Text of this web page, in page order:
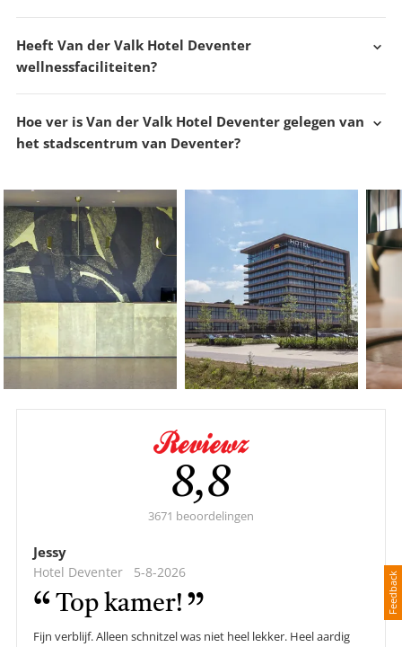
Heeft Van der Valk Hotel Deventer
wellnessfaciliteiten?
Hoe ver is Van der Valk Hotel Deventer gelegen van
het stadscentrum van Deventer?
Gemiddelde
score:
8,8
3671 beoordelingen
Jessy
Hotel Deventer 5-8-2026
Top kamer!
Fijn verblijf. Alleen schnitzel was niet heel lekker. Heel aardig
Feedback